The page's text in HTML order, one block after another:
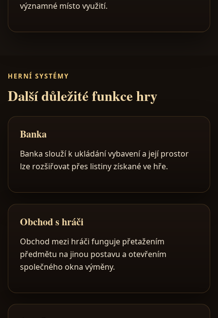
významné místo využití.
HERNÍ SYSTÉMY
Další důležité funkce hry
Banka
Banka slouží k ukládání vybavení a její prostor
lze rozšiřovat přes listiny získané ve hře.
Obchod s hráči
Obchod mezi hráči funguje přetažením
předmětu na jinou postavu a otevřením
společného okna výměny.